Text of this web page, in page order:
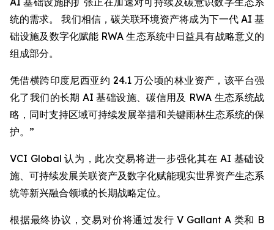
统的需求。 我们相信，碳关联环境资产将成为下一代 AI 基
础设施及数字化赋能 RWA 生态系统中日益具有战略意义的
组成部分。
凭借横跨印度尼西亚约 24.1 万公顷的林业资产，该平台强
化了我们的长期 AI 基础设施、碳信用及 RWA 生态系统战
略，同时支持区域可持续发展举措和关键雨林生态系统的保
护。”
VCI Global 认为，此次交易将进一步强化其在 AI 基础设
施、可持续发展关联资产及数字化赋能现实世界资产生态系
统等新兴融合领域的长期战略定位。
根据最终协议，交易对价将通过发行 V Gallant A 类和 B